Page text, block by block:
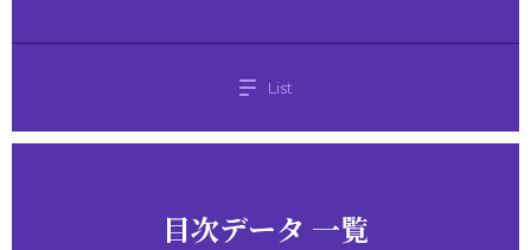
List
目次データ 一覧